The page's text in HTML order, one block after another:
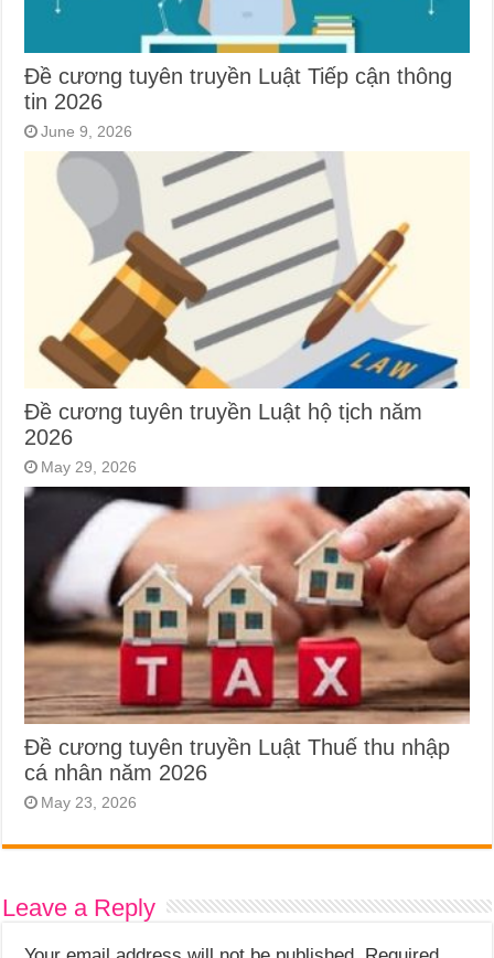
Đề cương tuyên truyền Luật Tiếp cận thông
tin 2026
June 9, 2026
Đề cương tuyên truyền Luật hộ tịch năm
2026
May 29, 2026
Đề cương tuyên truyền Luật Thuế thu nhập
cá nhân năm 2026
May 23, 2026
Leave a Reply